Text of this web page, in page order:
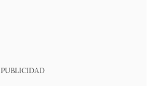
PUBLICIDAD